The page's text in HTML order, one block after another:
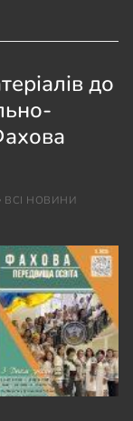
до
ВСІ НОВИНИ